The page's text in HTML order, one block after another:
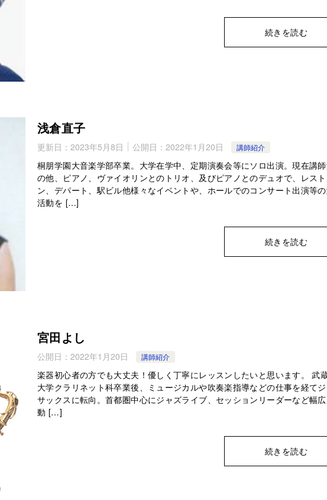
続きを読む
浅倉直子
更新日： 2023年5月8日 公開日： 2022年1月20日 講師紹介
桐朋学園大音楽学部卒業。大学在学中、定期演奏会等にソロ出演。現在講
の他、ピアノ、ヴァイオリンとのトリオ、及びピアノとのデュオで、レス
ン、デパート、駅ビル他様々なイベントや、ホールでのコンサート出演等
活動を […]
続きを読む
宮田よし
公開日： 2022年1月20日 講師紹介
楽器初心者の方でも大丈夫！優しく丁寧にレッスンしたいと思います。 武
大学クラリネット科卒業後、ミュージカルや吹奏楽指導などの仕事を経て
サックスに転向。首都圏中心にジャズライブ、セッションリーダーなど幅
動 […]
続きを読む